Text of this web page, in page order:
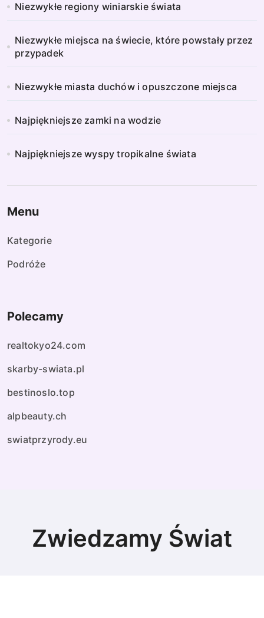
o
w
n
i
w
p
Niezwykłe regiony winiarskie świata
Niezwykłe miejsca na świecie, które powstały przez
przypadek
Niezwykłe miasta duchów i opuszczone miejsca
Najpiękniejsze zamki na wodzie
Najpiękniejsze wyspy tropikalne świata
Menu
Kategorie
Podróże
Polecamy
realtokyo24.com
skarby-swiata.pl
bestinoslo.top
alpbeauty.ch
swiatprzyrody.eu
Zwiedzamy Świat